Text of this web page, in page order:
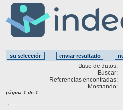
Base de datos:
Buscar:
Referencias encontradas:
Mostrando:
página 1 de 1